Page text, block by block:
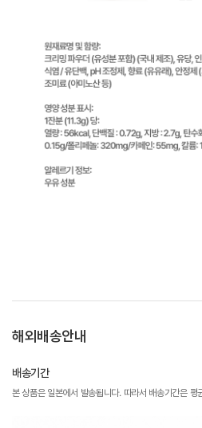
해외배송안내
배송기간
본 상품은 일본에서 발송됩니다. 따라서 배송기간은 평